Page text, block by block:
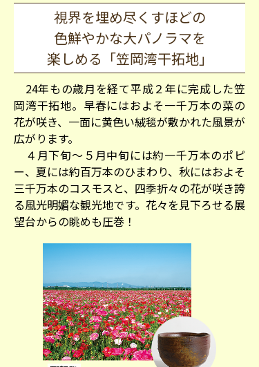
視界を埋め尽くすほどの
色鮮やかな大パノラマを
楽しめる「笠岡湾干拓地」
24年もの歳月を経て平成２年に完成した笠
岡湾干拓地。早春にはおよそ一千万本の菜の
花が咲き、一面に黄色い絨毯が敷かれた風景が
広がります。
４月下旬～５月中旬には約一千万本のポピ
ー、夏には約百万本のひまわり、秋にはおよそ
三千万本のコスモスと、四季折々の花が咲き誇
る風光明媚な観光地です。花々を見下ろせる展
望台からの眺めも圧巻！